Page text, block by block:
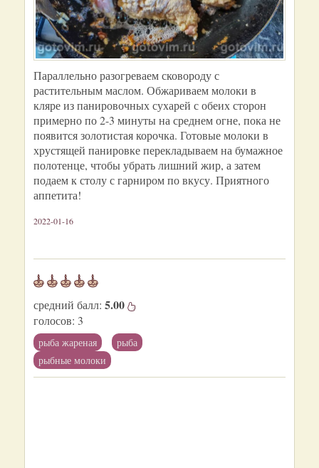
Параллельно разогреваем сковороду с
растительным маслом. Обжариваем молоки в
кляре из панировочных сухарей с обеих сторон
примерно по 2-3 минуты на среднем огне, пока не
появится золотистая корочка. Готовые молоки в
хрустящей панировке перекладываем на бумажное
полотенце, чтобы убрать лишний жир, а затем
подаем к столу с гарниром по вкусу. Приятного
аппетита!
2022-01-16
средний балл: 5.00
голосов: 3
рыба жареная
рыба
рыбные молоки